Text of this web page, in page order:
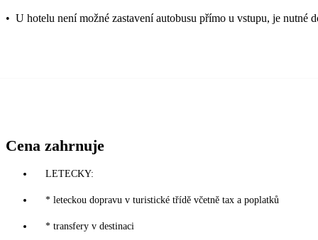
• U hotelu není možné zastavení autobusu přímo u vstupu, je nutné
Cena zahrnuje
LETECKY:
* leteckou dopravu v turistické třídě včetně tax a poplatků
* transfery v destinaci